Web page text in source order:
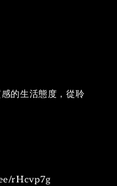
的生活態度，從聆
rHcvp7g